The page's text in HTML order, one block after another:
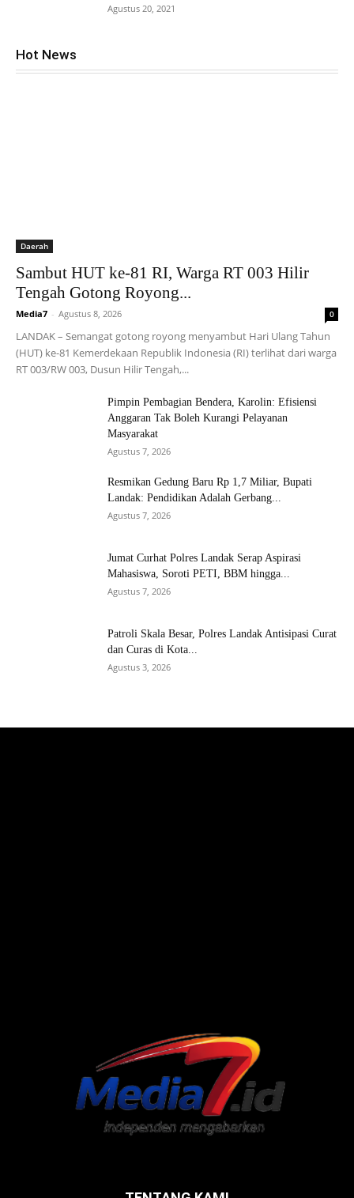
Agustus 20, 2021
Hot News
Daerah
Sambut HUT ke-81 RI, Warga RT 003 Hilir
Tengah Gotong Royong...
Media7 - Agustus 8, 2026 0
LANDAK – Semangat gotong royong menyambut Hari Ulang Tahun
(HUT) ke-81 Kemerdekaan Republik Indonesia (RI) terlihat dari warga
RT 003/RW 003, Dusun Hilir Tengah,...
Pimpin Pembagian Bendera, Karolin: Efisiensi
Anggaran Tak Boleh Kurangi Pelayanan
Masyarakat
Agustus 7, 2026
Resmikan Gedung Baru Rp 1,7 Miliar, Bupati
Landak: Pendidikan Adalah Gerbang...
Agustus 7, 2026
Jumat Curhat Polres Landak Serap Aspirasi
Mahasiswa, Soroti PETI, BBM hingga...
Agustus 7, 2026
Patroli Skala Besar, Polres Landak Antisipasi Curat
dan Curas di Kota...
Agustus 3, 2026